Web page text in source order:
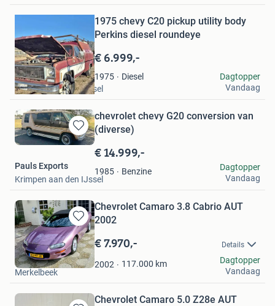
Mijn
Favorieten
1975 chevy C20 pickup utility body
Perkins diesel roundeye
€ 6.999,-
1975 Diesel
Pauls Exports
Krimpen aan den IJssel
Dagtopper
Vandaag
Bewaren
in
Favorieten
chevrolet chevy G20 conversion van
(diverse)
€ 14.999,-
1985 Benzine
Pauls Exports
Krimpen aan den IJssel
Dagtopper
Vandaag
Bewaren
in
Mijn
Favorieten
Chevrolet Camaro 3.8 Cabrio AUT
2002
€ 7.970,- Details
2002 117.000 km
Jörn
Merkelbeek
Dagtopper
Vandaag
Chevrolet Camaro 5.0 Z28e AUT